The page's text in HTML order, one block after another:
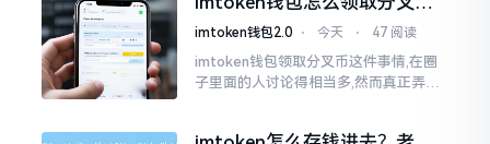
费高得主子心疼
币？老手教你避坑
imtoken钱包2.0 ⋅ 今天 ⋅ 47 阅读
imtoken钱包领取分叉币这件事情,在圈
子里面的人讨论得相当多,然而真正弄明